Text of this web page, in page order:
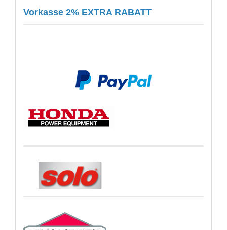
Vorkasse 2% EXTRA RABATT